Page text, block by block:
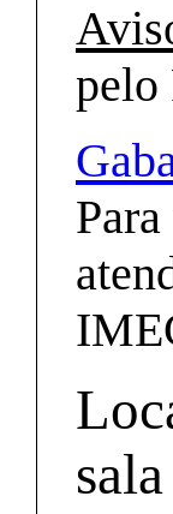
pelo